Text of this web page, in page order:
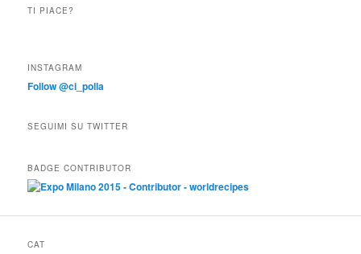
TI PIACE?
INSTAGRAM
Follow @ci_polla
SEGUIMI SU TWITTER
BADGE CONTRIBUTOR
CAT